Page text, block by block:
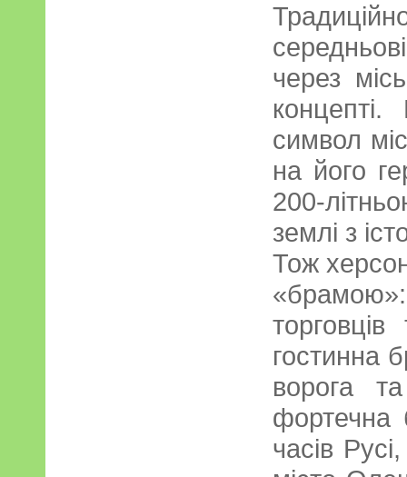
через
символ
на його
200-
землі з
Тож
гостинна
ворога
фортечна
часів